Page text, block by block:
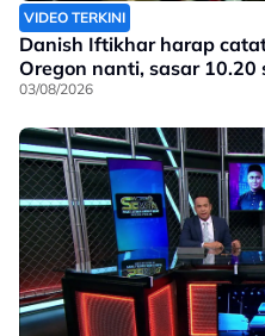
VIDEO TERKINI
Danish Iftikhar harap
Oregon nanti, sasar 10.20
03/08/2026